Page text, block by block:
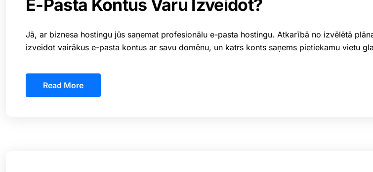
E-Pasta Kontus Varu Izveidot?
Jā, ar biznesa hostingu jūs saņemat profesionālu e-pasta hostingu. Atkarībā no izvēlētā
izveidot vairākus e-pasta kontus ar savu domēnu, un katrs konts saņems pietiekamu vietu
Read More